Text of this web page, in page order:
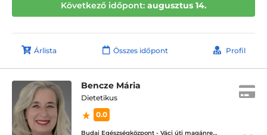
Következő időpont: augusztus 14.
Árlista Összes időpont Profil
Bencze Mária
Dietetikus
0.0
Budai Egészségközpont - Váci úti magánrendelők